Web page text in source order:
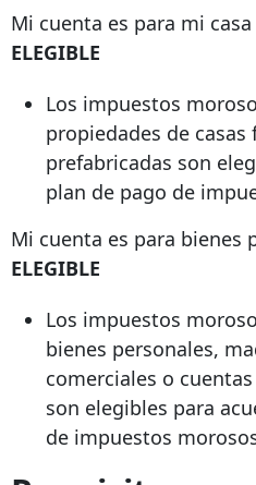
Mi cuenta es para mi
ELEGIBLE
Los impuestos
propiedades de
prefabricadas son
plan de pago de
Mi cuenta es para bienes
ELEGIBLE
Los impuestos
bienes personales,
comerciales o
son elegibles para
de impuestos